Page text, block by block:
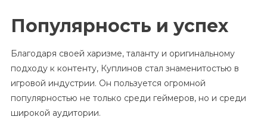
Популярность и успех
Благодаря своей харизме, таланту и оригинальному
подходу к контенту, Куплинов стал знаменитостью в
игровой индустрии. Он пользуется огромной
популярностью не только среди геймеров, но и среди
широкой аудитории.